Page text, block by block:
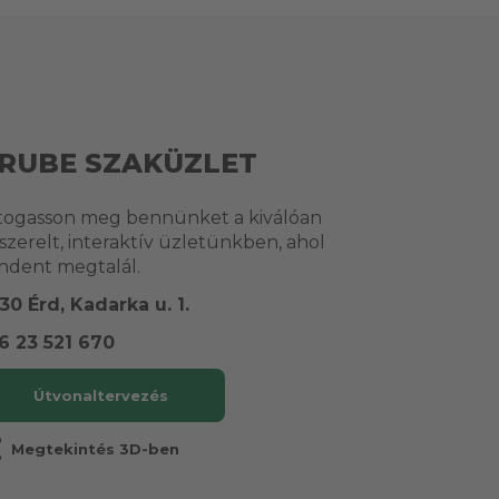
SZAKÜZLET
meg bennünket a kiválóan
interaktív üzletünkben, ahol
megtalál.
Érd, Kadarka u. 1.
23 521 670
Útvonaltervezés
Megtekintés 3D-ben